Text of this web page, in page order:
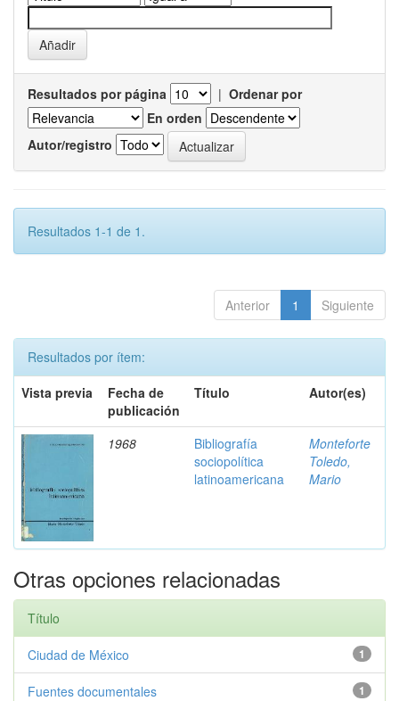
Resultados por página | Ordenar por
En orden
Autor/registro
Resultados 1-1 de 1.
Anterior 1 Siguiente
Resultados por ítem:
Vista previa
Fecha de
publicación
Título Autor(es)
1968
Bibliografía
sociopolítica
latinoamericana
Monteforte
Toledo,
Mario
Otras opciones relacionadas
Título
1
Ciudad de México
1
Fuentes documentales